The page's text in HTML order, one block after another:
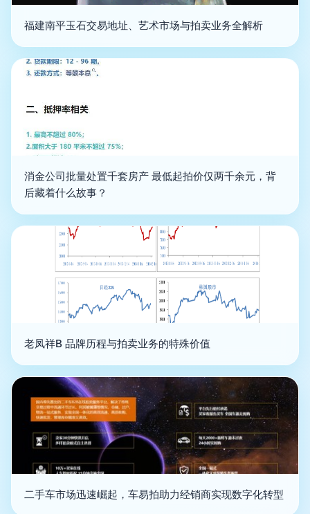
福建南平玉石交易地址、艺术市场与拍卖业务全解析
消金公司批量处置千套房产 最低起拍价仅两千余元，背
后藏着什么故事？
老凤祥B 品牌历程与拍卖业务的特殊价值
二手车市场迅速崛起，车易拍助力经销商实现数字化转型